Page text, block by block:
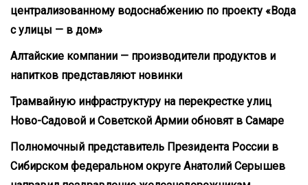
централизованному водоснабжению по проекту «Вода
с улицы — в дом»
Алтайские компании — производители продуктов и
напитков представляют новинки
Трамвайную инфраструктуру на перекрестке улиц
Ново-Садовой и Советской Армии обновят в Самаре
Полномочный представитель Президента России в
Сибирском федеральном округе Анатолий Серышев